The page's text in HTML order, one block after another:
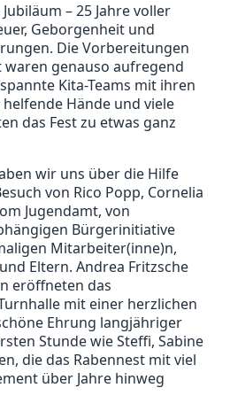
– 25 Jahre voller
Geborgenheit und
Die Vorbereitungen
waren genauso aufregend
Kita-Teams mit ihren
Hände und viele
das Fest zu etwas ganz
wir uns über die Hilfe
von Rico Popp, Cornelia
Jugendamt, von
Bürgerinitiative
Mitarbeiter(inne)n,
Eltern. Andrea Fritzsche
eröffneten das
mit einer herzlichen
Ehrung langjähriger
Stunde wie Steffi, Sabine
die das Rabennest mit viel
über Jahre hinweg